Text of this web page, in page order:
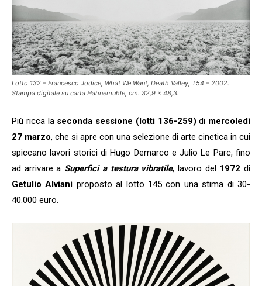
Lotto 132 – Francesco Jodice, What We Want, Death Valley, T54 – 2002.
Stampa digitale su carta Hahnemuhle, cm. 32,9 x 48,3.
Più ricca la seconda sessione (lotti 136-259) di mercoledì
27 marzo, che si apre con una selezione di arte cinetica in cui
spiccano lavori storici di Hugo Demarco e Julio Le Parc, fino
ad arrivare a Superfici a testura vibratile, lavoro del 1972 di
Getulio Alviani proposto al lotto 145 con una stima di 30-
40.000 euro.